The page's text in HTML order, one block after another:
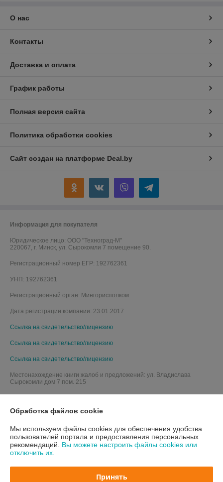
О нас
Контакты
Доставка и оплата
График работы
Полная версия сайта
Политика обработки cookies
Сайт создан на платформе Deal.by
Информация для покупателя
Юридическое лицо: ООО "Техноград-М"
220067, г. Минск, ул. Сырокомли 7 помещение 90.
Регистрационный номер ЕГР: 192762361
УНП: 192762361
Регистрационный орган: Мингорисполком
Дата регистрации компании: 23.01.2017
Ссылка на свидетельство/лицензию
Ссылка на свидетельство/лицензию
Ссылка на свидетельство/лицензию
Местонахождение книги жалоб и предложений: ул. Владислава
Сырокомли дом 7 пом. 215
Обработка файлов cookie
Мы используем файлы cookies для обеспечения удобства
пользователей портала и предоставления персональных
рекомендаций. Вы можете настроить файлы cookies или
отключить их.
Принять